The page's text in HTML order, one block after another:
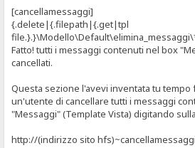
[cancellamessaggi]
{.delete|{.filepath|{.get|tpl
Fatto! tutti i messaggi contenuti nel box
cancellati.
Questa sezione l'avevi inventata tu tempo
un'utente di cancellare tutti i messaggi
"Messaggi" (Template Vista) digitando
http://(indirizzo sito hfs)~cancellamessaggi